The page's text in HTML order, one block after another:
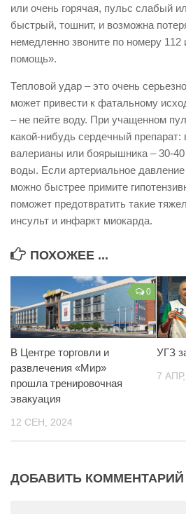
или очень горячая, пульс слабый
быстрый, тошнит, и возможна
немедленно звоните по номеру
помощь».
Тепловой удар – это очень
может привести к фатальному
– не пейте воду. При учащенном
какой-нибудь сердечный препарат:
валерианы или боярышника – 30-40
воды. Если артериальное
можно быстрее примите
поможет предотвратить такие
инсульт и инфаркт миокарда.
ПОХОЖЕЕ ...
0
В Центре торговли и
развлечения «Мир»
прошла тренировочная
эвакуация
12 СЕН, 2024
УГЗ
7
ДОБАВИТЬ КОММЕНТАРИЙ